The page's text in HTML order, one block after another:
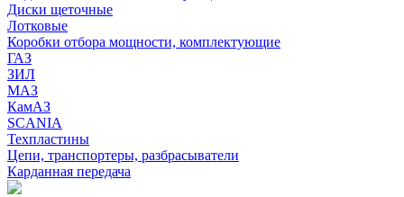
Диски щеточные
Лотковые
Коробки отбора мощности, комплектующие
ГАЗ
ЗИЛ
МАЗ
КамАЗ
SCANIA
Техпластины
Цепи, транспортеры, разбрасыватели
Карданная передача